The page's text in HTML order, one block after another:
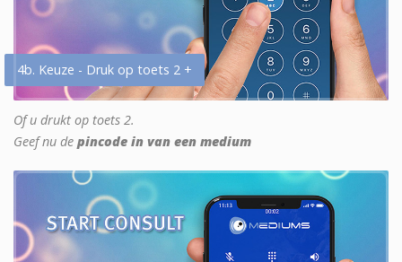
4b. Keuze - Druk op toets 2 +
Of u drukt op toets 2.
Geef nu de pincode in van een medium